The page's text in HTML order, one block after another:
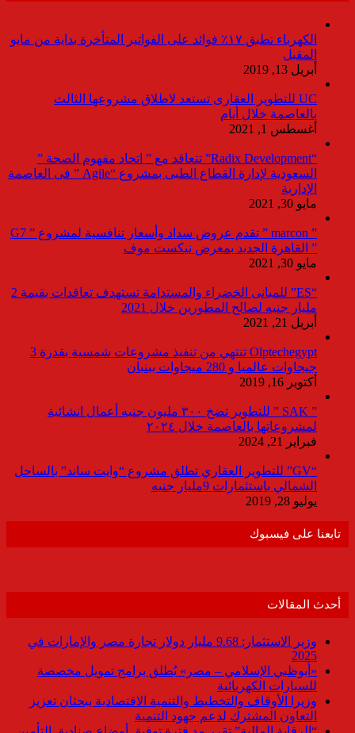
الكهرباء تطبق ١٧٪ فوائد على الفواتير المتأخرة بداية من مايو
المقبل
أبريل 13, 2019
UC للتطوير العقارى تستعد لاطلاق مشروعها الثالث
بالعاصمة خلال أيام
أغسطس 1, 2021
“Radix Development” تتعاقد مع ” اتحاد مفهوم الصحة ”
السعودية لإدارة القطاع الطبى بمشروع “Agile ” فى العاصمة
الإدارية
مايو 30, 2021
” marcon ” تقدم عروض سداد وأسعار تنافسية لمشروع ” G7
” القاهرة الجديد بمعرض نيكست موف
مايو 30, 2021
“ES” للمبانى الخضراء والمستدامة تستهدف تعاقدات بقيمة 2
مليار جنيه لصالح المطورين خلال 2021
أبريل 21, 2021
Olptechegypt تنتهي من تنفيذ مشروعات شمسية بقدرة 3
جيجاوات عالميا و 280 ميجاوات ببنبان
أكتوبر 16, 2019
” SAK ” للتطوير تضخ ٣٠٠ مليون جنيه أعمال انشائية
لمشروعاتها بالعاصمة خلال ٢٠٢٤
فبراير 21, 2024
“GV” للتطوير العقاري تطلق مشروع “وايت ساند” بالساحل
الشمالي باستثمارات 9مليار جنيه
يوليو 28, 2019
تابعنا على فيسبوك
أحدث المقالات
وزير الاستثمار: 9.68 مليار دولار تجارة مصر والإمارات في
2025
«أبوظبي الإسلامي – مصر» يُطلق برامج تمويل مخصصة
للسيارات الكهربائية
وزيرا الأوقاف والتخطيط والتنمية الاقتصادية يبحثان تعزيز
التعاون المشترك لدعم جهود التنمية